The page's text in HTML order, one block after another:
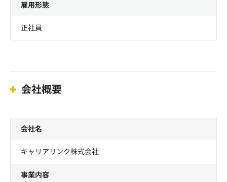
雇用形態
正社員
会社概要
会社名
キャリアリンク株式会社
事業内容